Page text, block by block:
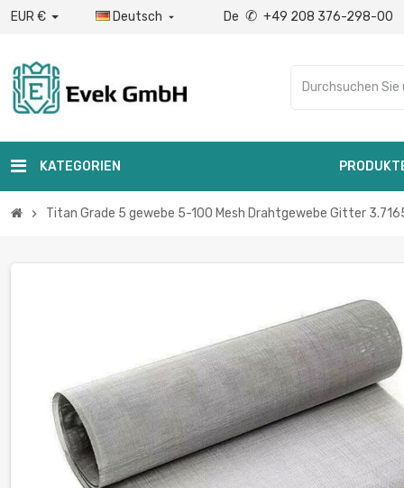
EUR € Deutsch  De ✆ +49 208 376-298-00
KATEGORIEN
chevron_right Titan Grade 5 gewebe 5-100 Mesh Drahtgewebe Gitter